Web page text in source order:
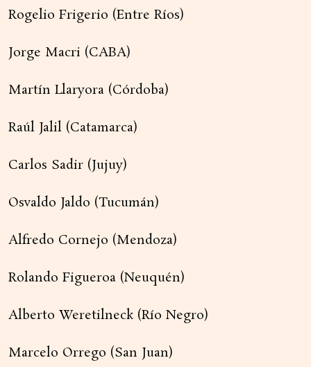
Rogelio Frigerio (Entre Ríos)
Jorge Macri (CABA)
Martín Llaryora (Córdoba)
Raúl Jalil (Catamarca)
Carlos Sadir (Jujuy)
Osvaldo Jaldo (Tucumán)
Alfredo Cornejo (Mendoza)
Rolando Figueroa (Neuquén)
Alberto Weretilneck (Río Negro)
Marcelo Orrego (San Juan)